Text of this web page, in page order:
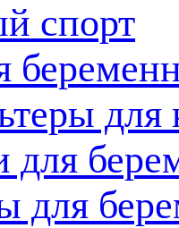
спорт
для
для